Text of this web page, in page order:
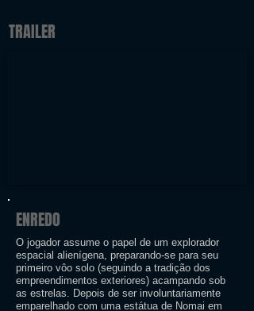
TRAILER
ENREDO
O jogador assume o papel de um explorador
espacial alienígena, preparando-se para seu
primeiro vôo solo (seguindo a tradição dos
empreendimentos exteriores) acampando sob
as estrelas. Depois de ser involuntariamente
emparelhado com uma estátua de Nomai em